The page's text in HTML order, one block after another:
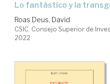
lo fantástico y la
Roas Deus, David
CSIC. Consejo Superior de
2022